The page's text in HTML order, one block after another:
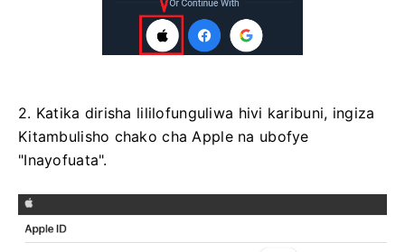
2. Katika dirisha lililofunguliwa hivi karibuni, ingiza
Kitambulisho chako cha Apple na ubofye
"Inayofuata".